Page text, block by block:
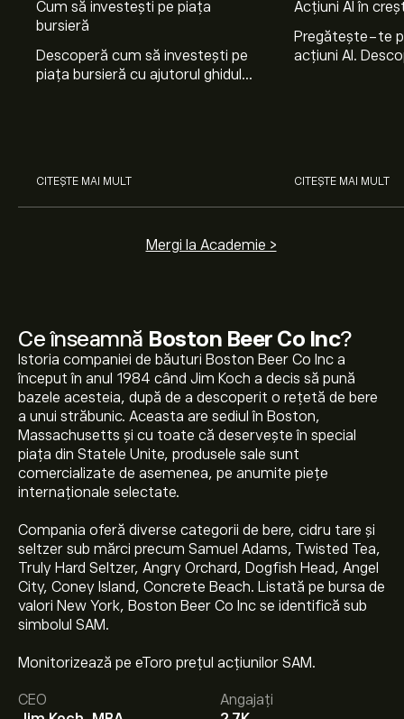
Ce înseamnă Boston Beer Co Inc?
Istoria companiei de băuturi Boston Beer Co Inc a
început în anul 1984 când Jim Koch a decis să pună
bazele acesteia, după de a descoperit o rețetă de bere
a unui străbunic. Aceasta are sediul în Boston,
Massachusetts și cu toate că deservește în special
piața din Statele Unite, produsele sale sunt
comercializate de asemenea, pe anumite piețe
internaționale selectate.
Compania oferă diverse categorii de bere, cidru tare și
seltzer sub mărci precum Samuel Adams, Twisted Tea,
Truly Hard Seltzer, Angry Orchard, Dogfish Head, Angel
City, Coney Island, Concrete Beach. Listată pe bursa de
valori New York, Boston Beer Co Inc se identifică sub
simbolul SAM.
Monitorizează pe eToro prețul acțiunilor SAM.
CEO
Angajați
Cum să investești pe piața
bursieră
Descoperă cum să investești pe
piața bursieră cu ajutorul ghidului
CITEȘTE MAI MULT
Acțiuni AI în
Pregătește-te
acțiuni AI.
CITEȘTE MAI MULT
Mergi la Academie >
Prețul actual al acțiunilor SAM este 186.61‎$‎.